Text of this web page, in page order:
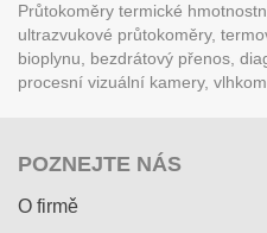
Průtokoměry termické
ultrazvukové průtokoměry,
bioplynu, bezdrátový přenos,
procesní vizuální kamery,
POZNEJTE NÁS
O firmě